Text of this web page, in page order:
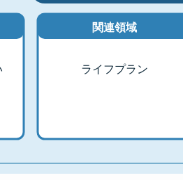
関連領域
ライフプラン